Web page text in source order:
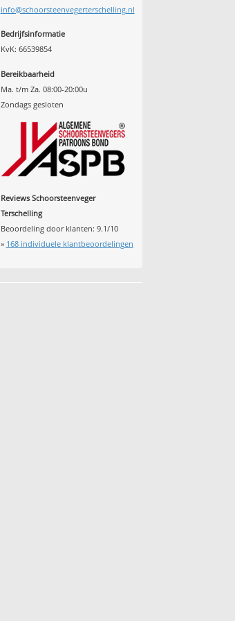
info@schoorsteenvegerterschelling.nl
Bedrijfsinformatie
KvK: 66539854
Bereikbaarheid
Ma. t/m Za. 08:00-20:00u
Zondags gesloten
Reviews Schoorsteenveger
Terschelling
Beoordeling door klanten: 9.1/10
» 168individuele klantbeoordelingen